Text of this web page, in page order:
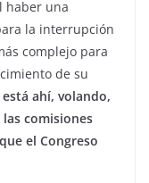
haber una
la interrupción
complejo para
de su
ahí, volando,
comisiones
el Congreso